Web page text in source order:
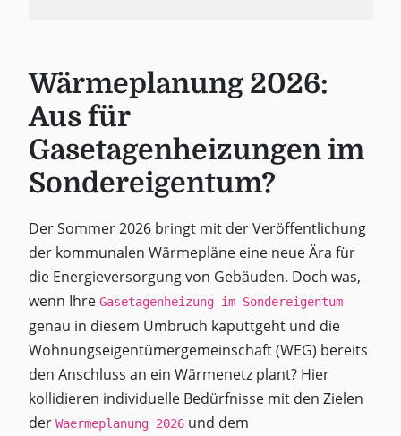
Wärmeplanung 2026:
Aus für
Gasetagenheizungen im
Sondereigentum?
Der Sommer 2026 bringt mit der Veröffentlichung
der kommunalen Wärmepläne eine neue Ära für
die Energieversorgung von Gebäuden. Doch was,
wenn Ihre Gasetagenheizung im Sondereigentum
genau in diesem Umbruch kaputtgeht und die
Wohnungseigentümergemeinschaft (WEG) bereits
den Anschluss an ein Wärmenetz plant? Hier
kollidieren individuelle Bedürfnisse mit den Zielen
der Waermeplanung 2026und dem